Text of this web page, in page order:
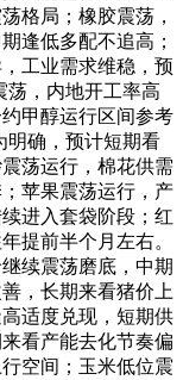
格局；橡胶震荡，
逢低多配不追高；
工业需求维稳，预
荡，内地开工率高
甲醇运行区间参考
明确，预计短期看
荡运行，棉花供需
苹果震荡运行，产
进入套袋阶段；红
提前半个月左右。
续震荡磨底，中期
，长期来看猪价上
适度兑现，短期供
看产能去化节奏偏
空间；玉米低位震